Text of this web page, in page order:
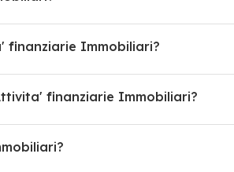
finanziarie Immobiliari?
finanziarie Immobiliari?